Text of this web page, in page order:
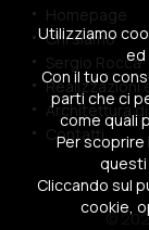
Homepage
Chi siamo
Sergio Rocca
Realizzazioni
Architettura
Contatti
©
Utilizziamo
ed
Con il tuo
parti che ci
come quali
Per
questi
Cliccando sul
cookie,